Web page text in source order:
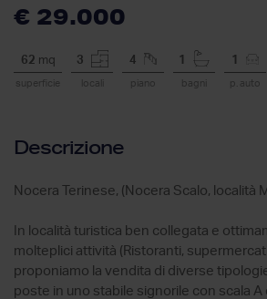
€ 29.000
62 mq
superficie
3
locali
4
piano
1
bagni
1
p. auto
Descrizione
Nocera Terinese, (Nocera Scalo, località
In località turistica ben collegata e
molteplici attività (Ristoranti,
proponiamo la vendita di diverse
poste in uno stabile signorile con scala A